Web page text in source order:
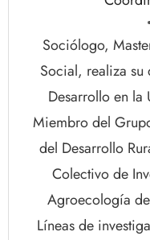
Sociólogo,
Social, realiza su
Desarrollo en la
Miembro del
del Desarrollo
Colectivo de
Agroecología
Líneas de